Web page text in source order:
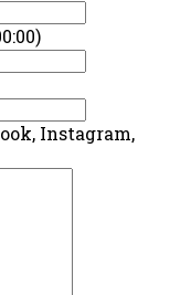
Instagram,